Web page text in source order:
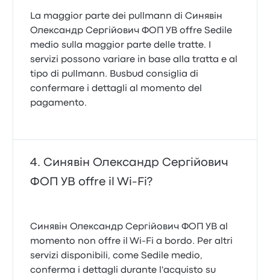
La maggior parte dei pullmann di Синявін
Олександр Сергійович ФОП УВ offre Sedile
medio sulla maggior parte delle tratte. I
servizi possono variare in base alla tratta e al
tipo di pullmann. Busbud consiglia di
confermare i dettagli al momento del
pagamento.
Синявін Олександр Сергійович
ФОП УВ offre il Wi-Fi?
Синявін Олександр Сергійович ФОП УВ al
momento non offre il Wi-Fi a bordo. Per altri
servizi disponibili, come Sedile medio,
conferma i dettagli durante l'acquisto su